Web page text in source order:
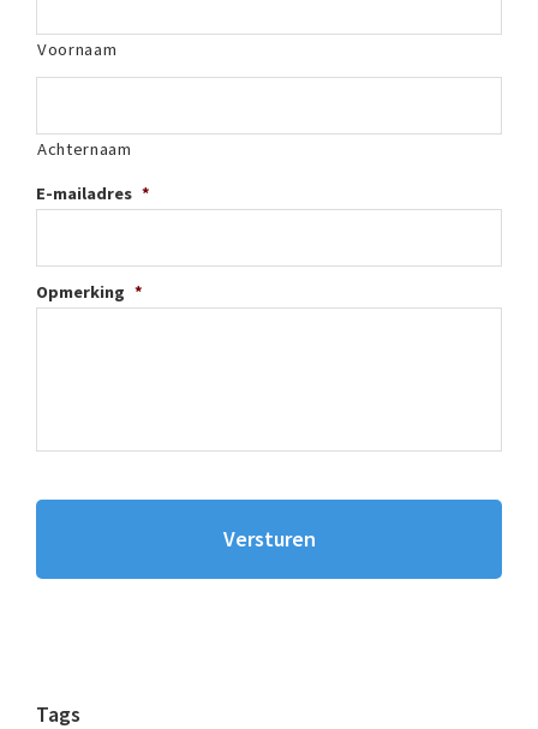
Voornaam
Achternaam
E-mailadres *
Opmerking *
Tags